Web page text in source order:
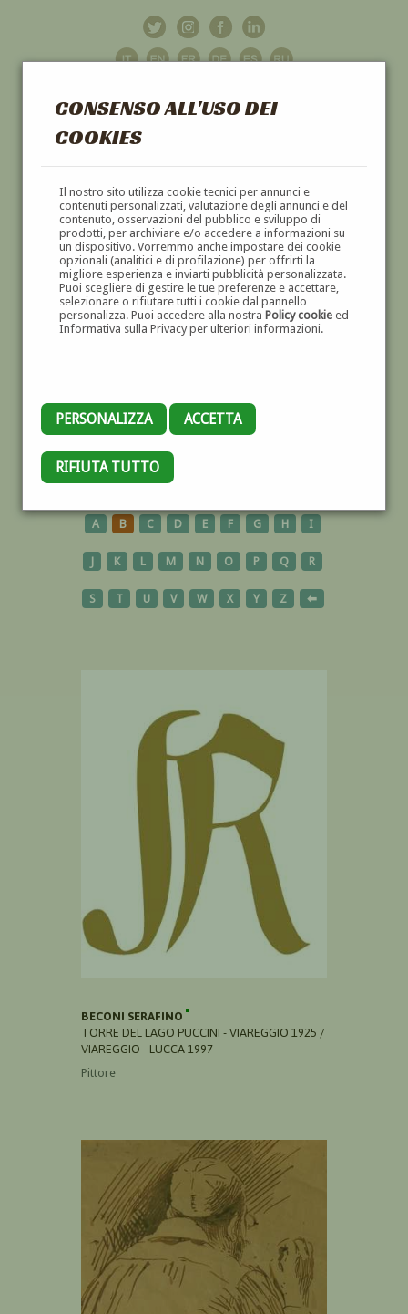
CONSENSO ALL'USO DEI
COOKIES
Il nostro sito utilizza cookie tecnici per annunci e
contenuti personalizzati, valutazione degli annunci e del
contenuto, osservazioni del pubblico e sviluppo di
prodotti, per archiviare e/o accedere a informazioni su
un dispositivo. Vorremmo anche impostare dei cookie
opzionali (analitici e di profilazione) per offrirti la
migliore esperienza e inviarti pubblicità personalizzata.
Puoi scegliere di gestire le tue preferenze e accettare,
selezionare o rifiutare tutti i cookie dal pannello
personalizza. Puoi accedere alla nostra Policy cookieed
Informativa sulla Privacy per ulteriori informazioni.
PERSONALIZZA ACCETTA
RIFIUTA TUTTO
GALLERIAD'ARTE
DIPINTI E SCULTURE '800 E '900
AUTORI
A B C D E F G H I
J K L M N O P Q R
S T U V W X Y Z ⬅
BECONI SERAFINO
TORRE DEL LAGO PUCCINI - VIAREGGIO 1925 /
VIAREGGIO - LUCCA 1997
Pittore